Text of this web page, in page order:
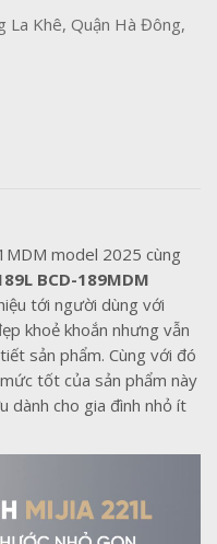
La Khê, Quận Hà Đông,
model 2025 cùng
BCD-189MDM
tới người dùng với
khoẻ khoắn nhưng vẫn
sản phẩm. Cùng với đó
tốt của sản phẩm này
dành cho gia đình nhỏ ít